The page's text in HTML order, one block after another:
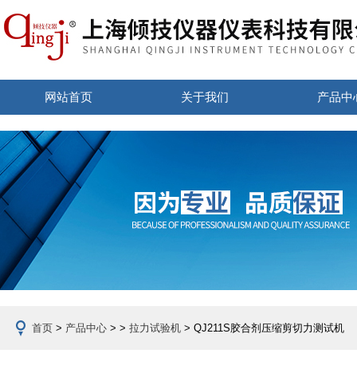
网站首页 关于我们 产品中
首页 > 产品中心 > > 拉力试验机 > QJ211S胶合剂压缩剪切力测试机